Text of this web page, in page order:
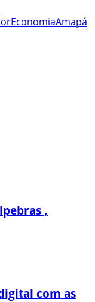
EconomiaAmapá
,
com as